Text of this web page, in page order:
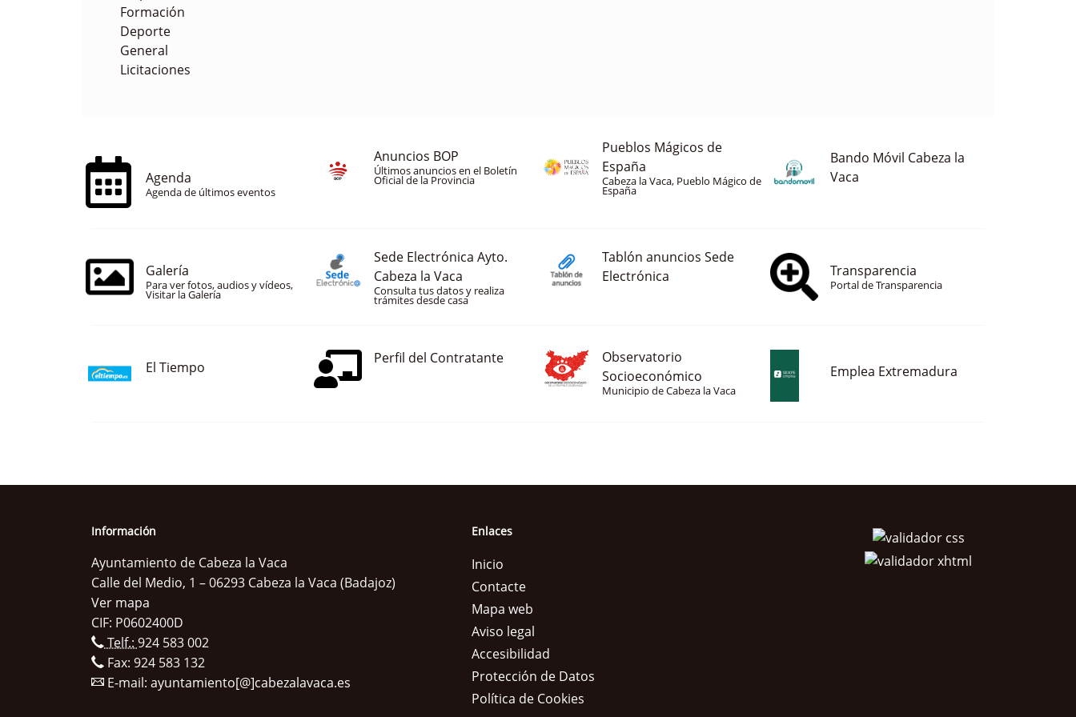
Formación
Deporte
General
Licitaciones
Agenda
Agenda de últimos eventos
Anuncios BOP
Últimos anuncios en el Boletín
Oficial de la Provincia
Pueblos Mágicos de
España
Cabeza la Vaca, Pueblo Mágico de
España
Bando Móvil Cabeza la
Vaca
Galería
Para ver fotos, audios y vídeos,
Visitar la Galería
Sede Electrónica Ayto.
Cabeza la Vaca
Consulta tus datos y realiza
trámites desde casa
Tablón anuncios Sede
Electrónica
Transparencia
Portal de Transparencia
El Tiempo
Perfil del Contratante
Observatorio
Socioeconómico
Municipio de Cabeza la Vaca
Emplea Extremadura
Información
Ayuntamiento de Cabeza la Vaca
Calle del Medio, 1 – 06293 Cabeza la Vaca (Badajoz)
Ver mapa
CIF: P0602400D
Telf.: 924 583 002
Fax: 924 583 132
E-mail: ayuntamiento[@]cabezalavaca.es
Enlaces
Inicio
Contacte
Mapa web
Aviso legal
Accesibilidad
Protección de Datos
Política de Cookies